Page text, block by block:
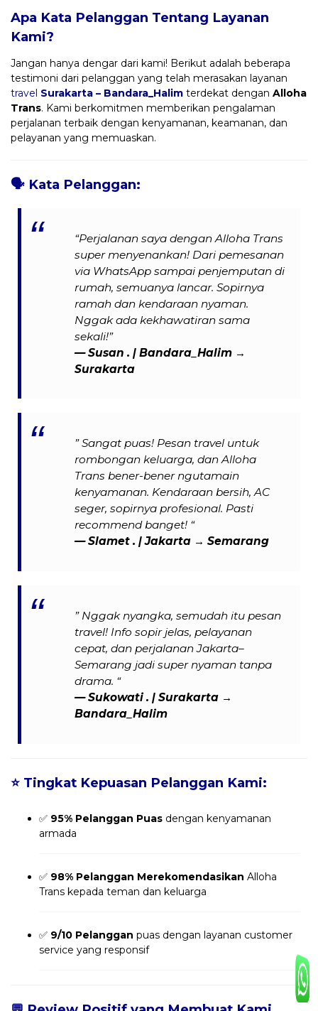
Apa Kata Pelanggan Tentang Layanan
Kami?
Jangan hanya dengar dari kami! Berikut adalah beberapa
testimoni dari pelanggan yang telah merasakan layanan
travel Surakarta – Bandara_Halim terdekat dengan Alloha
Trans. Kami berkomitmen memberikan pengalaman
perjalanan terbaik dengan kenyamanan, keamanan, dan
pelayanan yang memuaskan.
🗣️ Kata Pelanggan:
“Perjalanan saya dengan Alloha Trans
super menyenankan! Dari pemesanan
via WhatsApp sampai penjemputan di
rumah, semuanya lancar. Sopirnya
ramah dan kendaraan nyaman.
Nggak ada kekhawatiran sama
sekali!”
— Susan . | Bandara_Halim →
Surakarta
” Sangat puas! Pesan travel untuk
rombongan keluarga, dan Alloha
Trans bener-bener ngutamain
kenyamanan. Kendaraan bersih, AC
seger, sopirnya profesional. Pasti
recommend banget! “
— Slamet . | Jakarta → Semarang
” Nggak nyangka, semudah itu pesan
travel! Info sopir jelas, pelayanan
cepat, dan perjalanan Jakarta–
Semarang jadi super nyaman tanpa
drama. “
— Sukowati . | Surakarta →
Bandara_Halim
⭐ Tingkat Kepuasan Pelanggan Kami:
✅ 95% Pelanggan Puas dengan kenyamanan
armada
✅ 98% Pelanggan Merekomendasikan Alloha
Trans kepada teman dan keluarga
✅ 9/10 Pelanggan puas dengan layanan customer
service yang responsif